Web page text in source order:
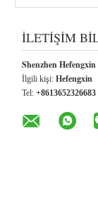
İLETIŞIM
Shenzhen
İlgili kişi: Hefengxin
Tel: +8613652326683